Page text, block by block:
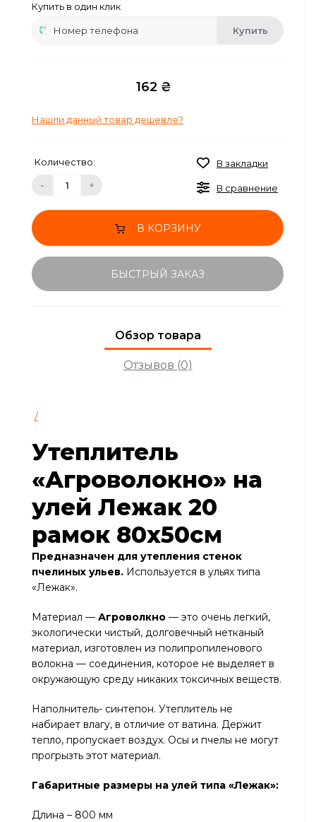
Купить в один клик
Купить
162 ₴
Нашли данный товар дешевле?
Количество:
- +
В закладки
В сравнение
В КОРЗИНУ
БЫСТРЫЙ ЗАКАЗ
Обзор товара
Отзывов (0)
/
Утеплитель
«Агроволокно» на
улей Лежак 20
рамок 80х50см
Предназначен для утепления стенок
пчелиных ульев. Используется в ульях типа
«Лежак».
Материал — Агроволкно — это очень легкий,
экологически чистый, долговечный нетканый
материал, изготовлен из полипропиленового
волокна — соединения, которое не выделяет в
окружающую среду никаких токсичных веществ.
Наполнитель- синтепон. Утеплитель не
набирает влагу, в отличие от ватина. Держит
тепло, пропускает воздух. Осы и пчелы не могут
прогрызть этот материал.
Габаритные размеры на улей типа «Лежак»:
Длина – 800 мм